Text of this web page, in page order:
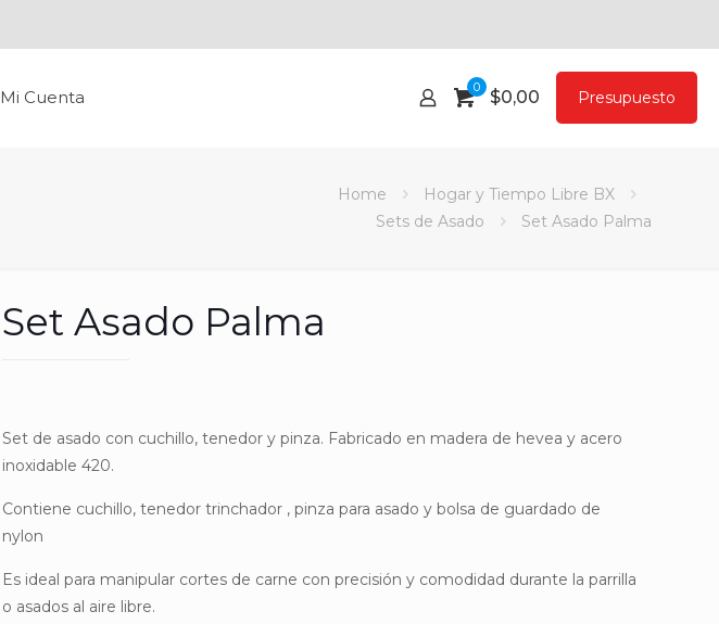
Mi Cuenta 0 $0,00 Presupuesto
Home
Hogar y Tiempo Libre BX
Sets de Asado
Set Asado Palma
Set Asado Palma
Set de asado con cuchillo, tenedor y pinza. Fabricado en madera de hevea y acero
inoxidable 420.
Contiene cuchillo, tenedor trinchador , pinza para asado y bolsa de guardado de
nylon
Es ideal para manipular cortes de carne con precisión y comodidad durante la parrilla
o asados al aire libre.